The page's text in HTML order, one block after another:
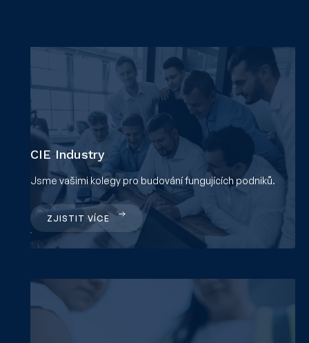
CIE Industry
Jsme vašimi kolegy pro budování fungujících podniků.
ZJISTIT VÍCE